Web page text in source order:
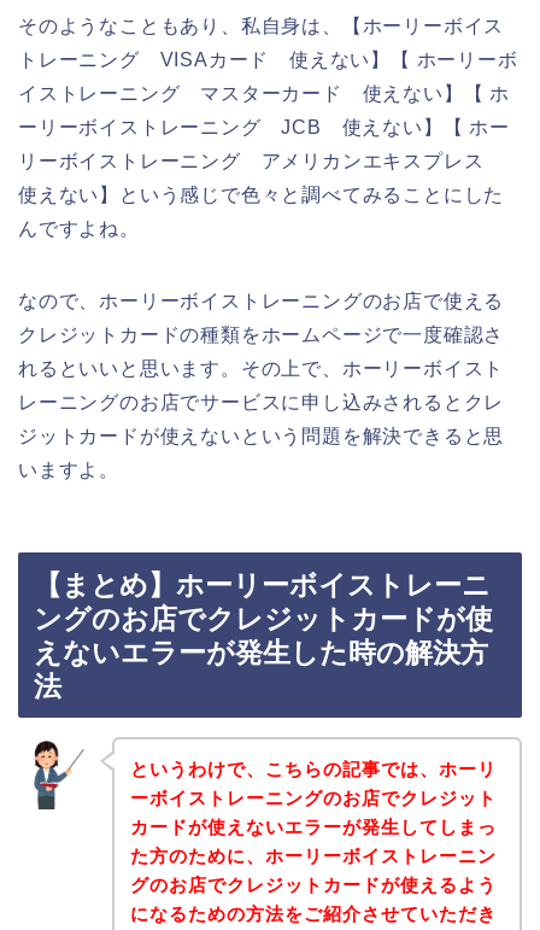
そのようなこともあり、私自身は、【ホーリーボイス
トレーニング VISAカード 使えない】【 ホーリーボ
イストレーニング マスターカード 使えない】【 ホ
ーリーボイストレーニング JCB 使えない】【 ホー
リーボイストレーニング アメリカンエキスプレス
使えない】という感じで色々と調べてみることにした
んですよね。
なので、ホーリーボイストレーニングのお店で使える
クレジットカードの種類をホームページで一度確認さ
れるといいと思います。その上で、ホーリーボイスト
レーニングのお店でサービスに申し込みされるとクレ
ジットカードが使えないという問題を解決できると思
いますよ。
【まとめ】ホーリーボイストレーニ
ングのお店でクレジットカードが使
えないエラーが発生した時の解決方
法
というわけで、こちらの記事では、ホーリ
ーボイストレーニングのお店でクレジット
カードが使えないエラーが発生してしまっ
た方のために、ホーリーボイストレーニン
グのお店でクレジットカードが使えるよう
になるための方法をご紹介させていただき